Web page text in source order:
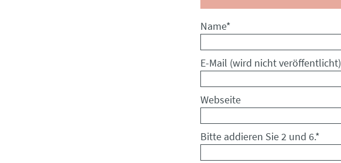
Pflichtfeld
Name*
Pflichtfeld
E-Mail (wird nicht veröffentlicht)
Webseite
Bitte addieren Sie 2 und 6.*